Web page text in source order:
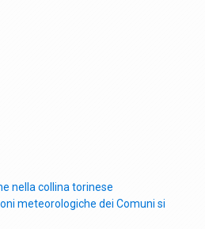
nella collina torinese
meteorologiche dei Comuni si